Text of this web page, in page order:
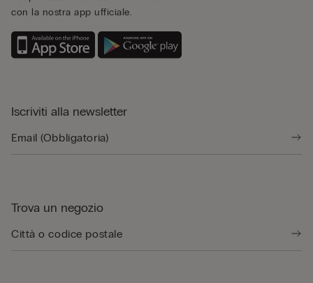
con la nostra app ufficiale.
Iscriviti alla newsletter
Trova un negozio